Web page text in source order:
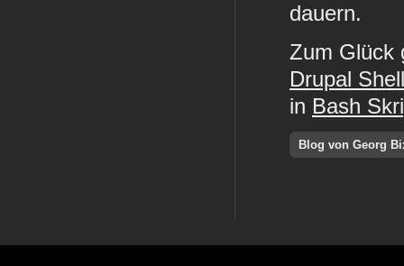
dauern.
Zum Glück
Drupal
in Bash
Blog von Georg